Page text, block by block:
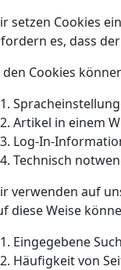
setzen Cookies
es, dass
den Cookies
Artikel in einem
Log-In-
Technisch
verwenden auf
diese Weise
Eingegebene
Häufigkeit von